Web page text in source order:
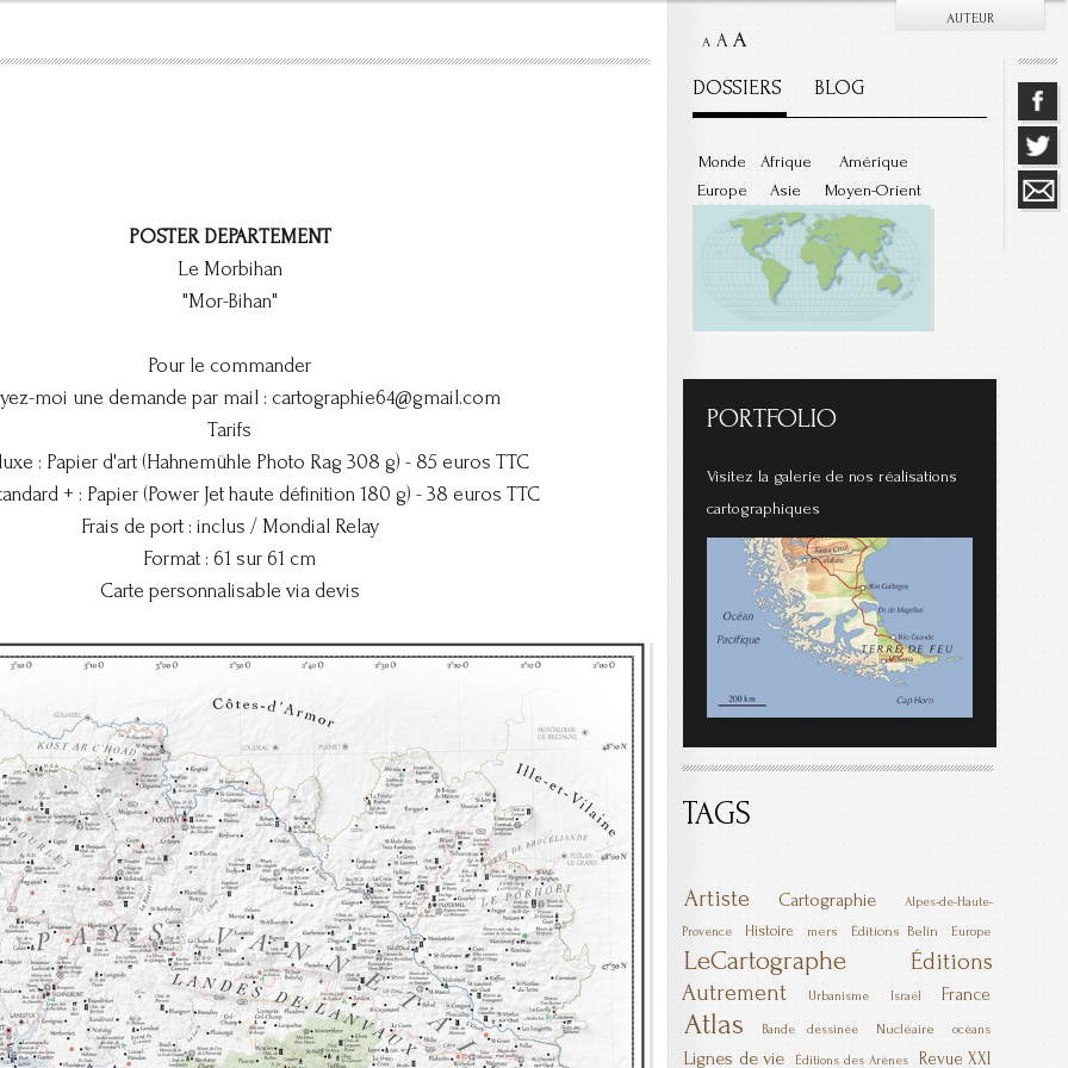
AUTEUR
POSTER DEPARTEMENT
Le Morbihan
"Mor-Bihan"
Pour le commander
moi une demande par mail : cartographie64@gmail.com
Tarifs
: Papier d'art (Hahnemühle Photo Rag 308 g) - 85 euros TTC
+ : Papier (Power Jet haute définition 180 g) - 38 euros TTC
Frais de port : inclus / Mondial Relay
Format : 61 sur 61 cm
Carte personnalisable via devis
A A A
DOSSIERS BLOG
Monde
Europe
Afrique
Asie
Amérique
Moyen-Orient
PORTFOLIO
Visitez la galerie de nos réalisations
cartographiques
TAGS
Artiste Cartographie Alpes-de-Haute-
Provence Histoire mers Éditions Belin Europe
LeCartographe
Éditions
Autrement
Urbanisme Israël France
Atlas Bande dessinée Nucléaire océans
Lignes de vie Éditions des Arènes Revue XXI